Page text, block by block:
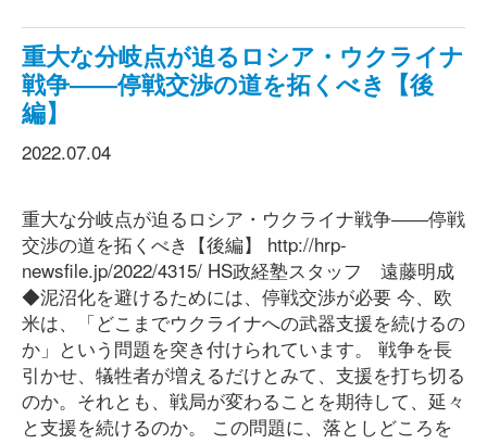
重大な分岐点が迫るロシア・ウクライナ
戦争――停戦交渉の道を拓くべき【後
編】
2022.07.04
重大な分岐点が迫るロシア・ウクライナ戦争――停戦
交渉の道を拓くべき【後編】 http://hrp-
newsfile.jp/2022/4315/ HS政経塾スタッフ 遠藤明成
◆泥沼化を避けるためには、停戦交渉が必要 今、欧
米は、「どこまでウクライナへの武器支援を続けるの
か」という問題を突き付けられています。 戦争を長
引かせ、犠牲者が増えるだけとみて、支援を打ち切る
のか。それとも、戦局が変わることを期待して、延々
と支援を続けるのか。 この問題に、落としどころを